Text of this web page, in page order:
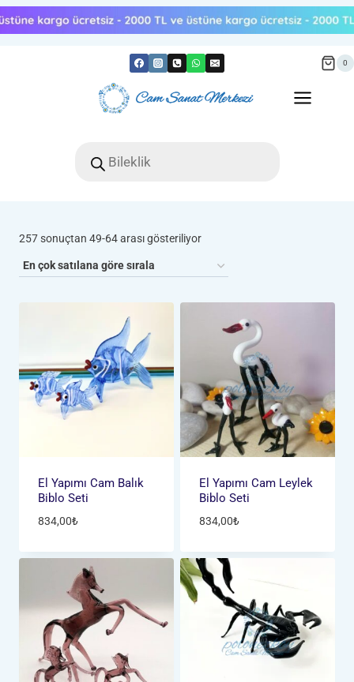
Skip
to
0
search
257 sonuçtan 49-64 arası gösteriliyorPopülerliğe
göre
El Yapımı Cam Balık
Biblo Seti
834,00₺
El Yapımı Cam Leylek
Biblo Seti
834,00₺